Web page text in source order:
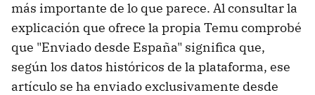
más importante de lo que parece. Al consultar la
explicación que ofrece la propia Temu comprobé
que "Enviado desde España" significa que,
según los datos históricos de la plataforma, ese
artículo se ha enviado exclusivamente desde